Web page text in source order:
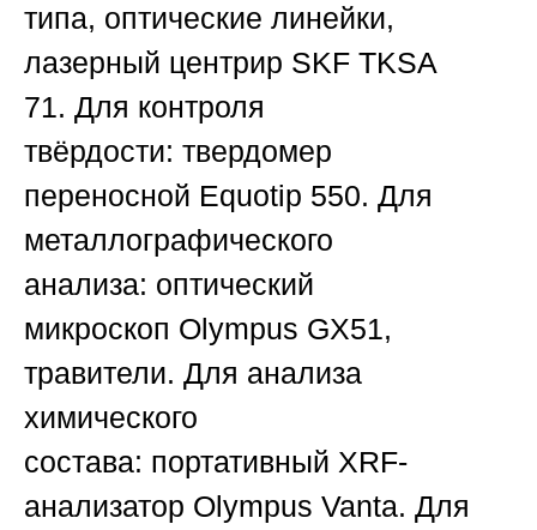
типа, оптические линейки,
лазерный центрир SKF TKSA
71. Для контроля
твёрдости: твердомер
переносной Equotip 550. Для
металлографического
анализа: оптический
микроскоп Olympus GX51,
травители. Для анализа
химического
состава: портативный XRF-
анализатор Olympus Vanta. Для